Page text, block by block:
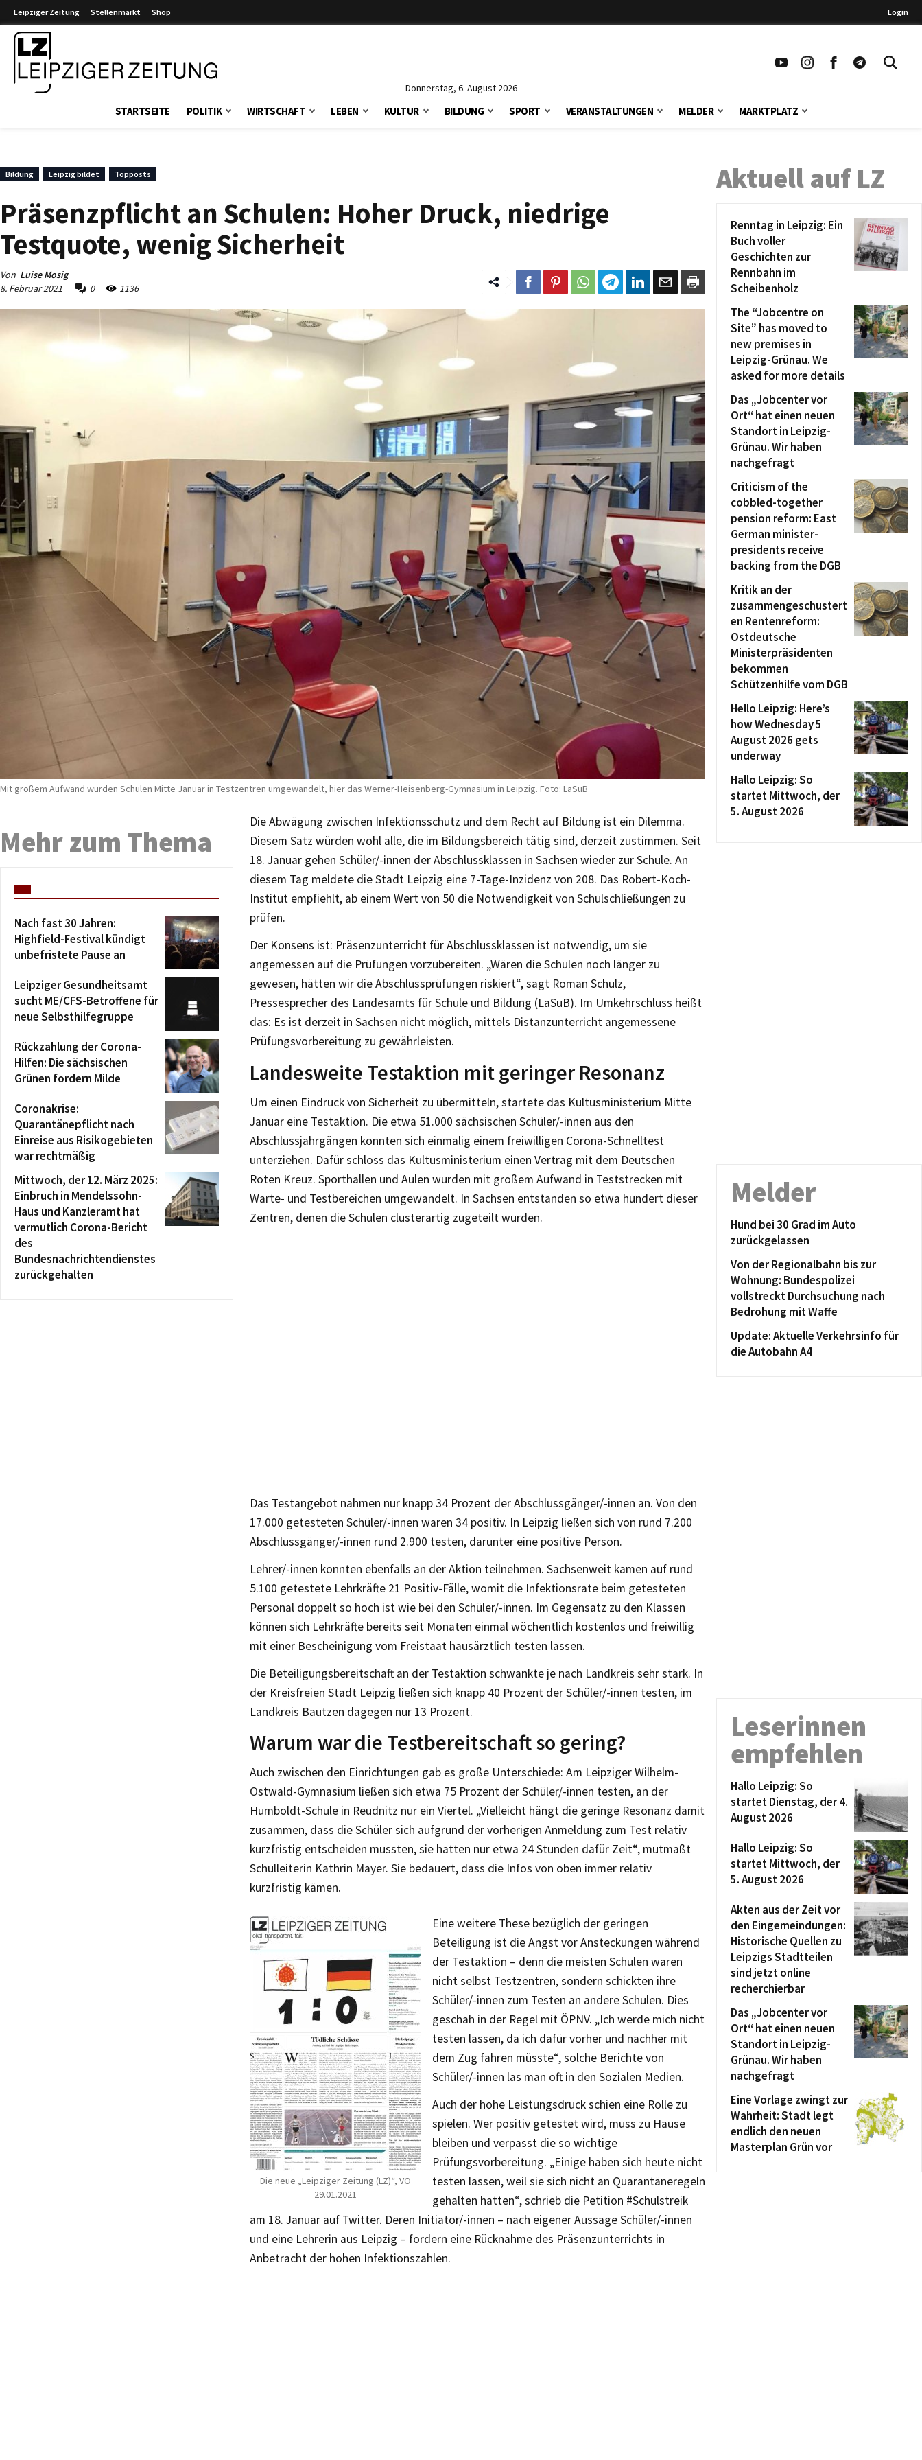
Leipziger Zeitung Stellenmarkt Shop Login
Donnerstag, 6. August 2026
STARTSEITE POLITIK WIRTSCHAFT LEBEN KULTUR BILDUNG SPORT VERANSTALTUNGEN MELDER MARKTPLATZ
Bildung Leipzig bildet Topposts
Präsenzpflicht an Schulen: Hoher Druck, niedrige
Testquote, wenig Sicherheit
Von Luise Mosig
8. Februar 2021
0 1136
Mit großem Aufwand wurden Schulen Mitte Januar in Testzentren umgewandelt, hier das Werner-Heisenberg-Gymnasium in Leipzig. Foto: LaSuB
Die Abwägung zwischen Infektionsschutz und dem Recht auf Bildung ist ein Dilemma.
Diesem Satz würden wohl alle, die im Bildungsbereich tätig sind, derzeit zustimmen. Seit
18. Januar gehen Schüler/-innen der Abschlussklassen in Sachsen wieder zur Schule. An
diesem Tag meldete die Stadt Leipzig eine 7-Tage-Inzidenz von 208. Das Robert-Koch-
Institut empfiehlt, ab einem Wert von 50 die Notwendigkeit von Schulschließungen zu
prüfen.
Der Konsens ist: Präsenzunterricht für Abschlussklassen ist notwendig, um sie
angemessen auf die Prüfungen vorzubereiten. „Wären die Schulen noch länger zu
gewesen, hätten wir die Abschlussprüfungen riskiert“, sagt Roman Schulz,
Pressesprecher des Landesamts für Schule und Bildung (LaSuB). Im Umkehrschluss heißt
das: Es ist derzeit in Sachsen nicht möglich, mittels Distanzunterricht angemessene
Prüfungsvorbereitung zu gewährleisten.
Landesweite Testaktion mit geringer Resonanz
Um einen Eindruck von Sicherheit zu übermitteln, startete das Kultusministerium Mitte
Januar eine Testaktion. Die etwa 51.000 sächsischen Schüler/-innen aus den
Abschlussjahrgängen konnten sich einmalig einem freiwilligen Corona-Schnelltest
unterziehen. Dafür schloss das Kultusministerium einen Vertrag mit dem Deutschen
Roten Kreuz. Sporthallen und Aulen wurden mit großem Aufwand in Teststrecken mit
Warte- und Testbereichen umgewandelt. In Sachsen entstanden so etwa hundert dieser
Zentren, denen die Schulen clusterartig zugeteilt wurden.
Das Testangebot nahmen nur knapp 34 Prozent der Abschlussgänger/-innen an. Von den
17.000 getesteten Schüler/-innen waren 34 positiv. In Leipzig ließen sich von rund 7.200
Abschlussgänger/-innen rund 2.900 testen, darunter eine positive Person.
Lehrer/-innen konnten ebenfalls an der Aktion teilnehmen. Sachsenweit kamen auf rund
5.100 getestete Lehrkräfte 21 Positiv-Fälle, womit die Infektionsrate beim getesteten
Personal doppelt so hoch ist wie bei den Schüler/-innen. Im Gegensatz zu den Klassen
können sich Lehrkräfte bereits seit Monaten einmal wöchentlich kostenlos und freiwillig
mit einer Bescheinigung vom Freistaat hausärztlich testen lassen.
Die Beteiligungsbereitschaft an der Testaktion schwankte je nach Landkreis sehr stark. In
der Kreisfreien Stadt Leipzig ließen sich knapp 40 Prozent der Schüler/-innen testen, im
Landkreis Bautzen dagegen nur 13 Prozent.
Warum war die Testbereitschaft so gering?
Auch zwischen den Einrichtungen gab es große Unterschiede: Am Leipziger Wilhelm-
Ostwald-Gymnasium ließen sich etwa 75 Prozent der Schüler/-innen testen, an der
Humboldt-Schule in Reudnitz nur ein Viertel. „Vielleicht hängt die geringe Resonanz damit
zusammen, dass die Schüler sich aufgrund der vorherigen Anmeldung zum Test relativ
kurzfristig entscheiden mussten, sie hatten nur etwa 24 Stunden dafür Zeit“, mutmaßt
Schulleiterin Kathrin Mayer. Sie bedauert, dass die Infos von oben immer relativ
kurzfristig kämen.
Die neue „Leipziger Zeitung (LZ)“, VÖ
29.01.2021
Eine weitere These bezüglich der geringen
Beteiligung ist die Angst vor Ansteckungen während
der Testaktion – denn die meisten Schulen waren
nicht selbst Testzentren, sondern schickten ihre
Schüler/-innen zum Testen an andere Schulen. Dies
geschah in der Regel mit ÖPNV. „Ich werde mich nicht
testen lassen, da ich dafür vorher und nachher mit
dem Zug fahren müsste“, solche Berichte von
Schüler/-innen las man oft in den Sozialen Medien.
Auch der hohe Leistungsdruck schien eine Rolle zu
spielen. Wer positiv getestet wird, muss zu Hause
bleiben und verpasst die so wichtige
Prüfungsvorbereitung. „Einige haben sich heute nicht
testen lassen, weil sie sich nicht an Quarantäneregeln
gehalten hatten“, schrieb die Petition #Schulstreik
am 18. Januar auf Twitter. Deren Initiator/-innen – nach eigener Aussage Schüler/-innen
und eine Lehrerin aus Leipzig – fordern eine Rücknahme des Präsenzunterrichts in
Anbetracht der hohen Infektionszahlen.
Mehr zum Thema
Nach fast 30 Jahren:
Highfield-Festival kündigt
unbefristete Pause an
Leipziger Gesundheitsamt
sucht ME/CFS-Betroffene für
neue Selbsthilfegruppe
Rückzahlung der Corona-
Hilfen: Die sächsischen
Grünen fordern Milde
Coronakrise:
Quarantänepflicht nach
Einreise aus Risikogebieten
war rechtmäßig
Mittwoch, der 12. März 2025:
Einbruch in Mendelssohn-
Haus und Kanzleramt hat
vermutlich Corona-Bericht
des
Bundesnachrichtendienstes
zurückgehalten
Aktuell auf LZ
Renntag in Leipzig: Ein
Buch voller
Geschichten zur
Rennbahn im
Scheibenholz
The “Jobcentre on
Site” has moved to
new premises in
Leipzig-Grünau. We
asked for more details
Das „Jobcenter vor
Ort“ hat einen neuen
Standort in Leipzig-
Grünau. Wir haben
nachgefragt
Criticism of the
cobbled-together
pension reform: East
German minister-
presidents receive
backing from the DGB
Kritik an der
zusammengeschustert
en Rentenreform:
Ostdeutsche
Ministerpräsidenten
bekommen
Schützenhilfe vom DGB
Hello Leipzig: Here’s
how Wednesday 5
August 2026 gets
underway
Hallo Leipzig: So
startet Mittwoch, der
5. August 2026
Melder
Hund bei 30 Grad im Auto
zurückgelassen
Von der Regionalbahn bis zur
Wohnung: Bundespolizei
vollstreckt Durchsuchung nach
Bedrohung mit Waffe
Update: Aktuelle Verkehrsinfo für
die Autobahn A4
Leserinnen
empfehlen
Hallo Leipzig: So
startet Dienstag, der 4.
August 2026
Hallo Leipzig: So
startet Mittwoch, der
5. August 2026
Akten aus der Zeit vor
den Eingemeindungen:
Historische Quellen zu
Leipzigs Stadtteilen
sind jetzt online
recherchierbar
Das „Jobcenter vor
Ort“ hat einen neuen
Standort in Leipzig-
Grünau. Wir haben
nachgefragt
Eine Vorlage zwingt zur
Wahrheit: Stadt legt
endlich den neuen
Masterplan Grün vor